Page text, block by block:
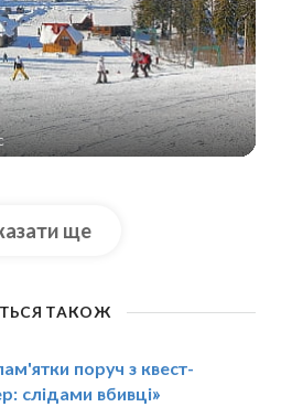
ще
ТАКОЖ
поруч з квест-
слідами вбивці»